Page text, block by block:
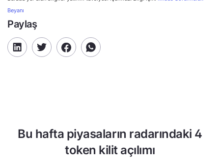
Beyanı
Paylaş
Bu hafta piyasaların radarındaki 4
token kilit açılımı